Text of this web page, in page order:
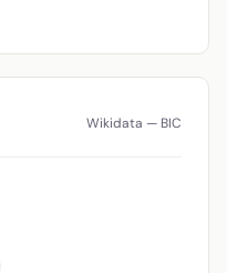
Wikidata — BIC